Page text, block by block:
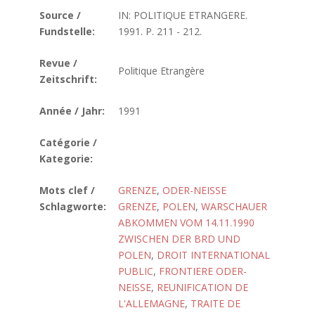
Source /
Fundstelle:
IN: POLITIQUE ETRANGERE.
1991. P. 211 - 212.
Revue /
Zeitschrift:
Politique Etrangère
Année / Jahr: 1991
Catégorie /
Kategorie:
Mots clef /
Schlagworte:
GRENZE, ODER-NEISSE
GRENZE, POLEN, WARSCHAUER
ABKOMMEN VOM 14.11.1990
ZWISCHEN DER BRD UND
POLEN, DROIT INTERNATIONAL
PUBLIC, FRONTIERE ODER-
NEISSE, REUNIFICATION DE
L'ALLEMAGNE, TRAITE DE